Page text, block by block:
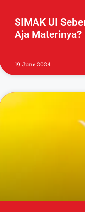
SIMAK UI
Aja Materinya?
19 June 2024